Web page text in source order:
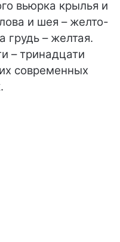
вьюрка крылья и
и шея – желто-
грудь – желтая.
– тринадцати
современных